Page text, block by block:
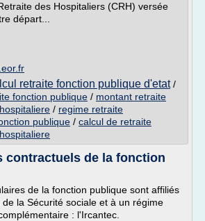
des Hospitaliers (CRH) versée
départ...
retraite fonction publique d'etat/
fonction publique / montant retraite
/ regime retraite
publique / calcul de retraite
contractuels de la fonction
de la fonction publique sont affiliés
la Sécurité sociale et à un régime
: l'Ircantec.